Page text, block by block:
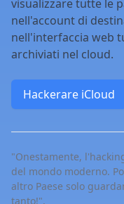
visualizzare tutte le
nell'account di
nell'interfaccia web
archiviati nel cloud.
Hackerare iCloud
"Onestamente,
del mondo moderno.
altro Paese solo
tanto!".